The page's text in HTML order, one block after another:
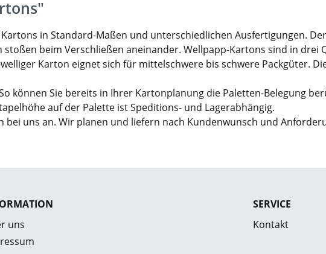
in Standard-Maßen und unterschiedlichen Ausfertigungen.
beim Verschließen aneinander. Wellpapp-Kartons sind in
Karton eignet sich für mittelschwere bis schwere Packgüter.
können Sie bereits in Ihrer Kartonplanung die Paletten-Belegung
auf der Palette ist Speditions- und Lagerabhängig.
bei uns an. Wir planen und liefern nach Kundenwunsch und
uns
SERVICE
Kontakt